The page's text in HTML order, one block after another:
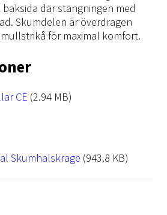
där stängningen med
Skumdelen är överdragen
för maximal komfort.
CE (2.94 MB)
Skumhalskrage (943.8 KB)